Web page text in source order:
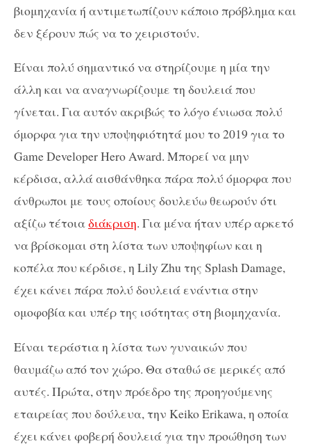
βιομηχανία ή αντιμετωπίζουν κάποιο πρόβλημα και
δεν ξέρουν πώς να το χειριστούν.
Είναι πολύ σημαντικό να στηρίζουμε η μία την
άλλη και να αναγνωρίζουμε τη δουλειά που
γίνεται. Για αυτόν ακριβώς το λόγο ένιωσα πολύ
όμορφα για την υποψηφιότητά μου το 2019 για το
Game Developer Hero Award. Μπορεί να μην
κέρδισα, αλλά αισθάνθηκα πάρα πολύ όμορφα που
άνθρωποι με τους οποίους δουλεύω θεωρούν ότι
αξίζω τέτοιαδιάκριση. Για μένα ήταν υπέρ αρκετό
να βρίσκομαι στη λίστα των υποψηφίων και η
κοπέλα που κέρδισε, η Lily Zhu της Splash Damage,
έχει κάνει πάρα πολύ δουλειά ενάντια στην
ομοφοβία και υπέρ της ισότητας στη βιομηχανία.
Είναι τεράστια η λίστα των γυναικών που
θαυμάζω από τον χώρο. Θα σταθώ σε μερικές από
αυτές. Πρώτα, στην πρόεδρο της προηγούμενης
εταιρείας που δούλευα, την Keiko Erikawa, η οποία
έχει κάνει φοβερή δουλειά για την προώθηση των